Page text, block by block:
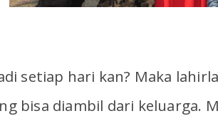
setiap hari kan? Maka
bisa diambil dari keluarga.